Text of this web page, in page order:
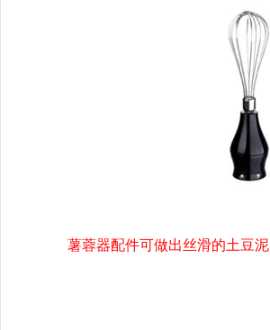
薯蓉器配件可做出丝滑的土豆泥